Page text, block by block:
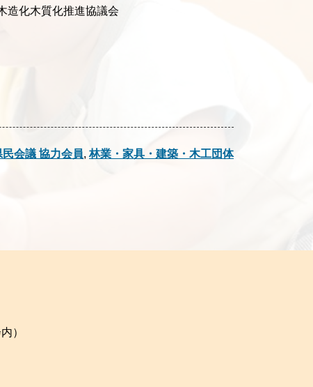
造化木質化推進協議会
会議 協力会員,林業・家具・建築・木工団体
）